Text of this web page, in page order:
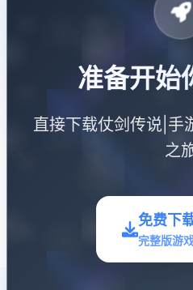
准备开始
直接下载仗剑传说|手
之
免费下
完整版游